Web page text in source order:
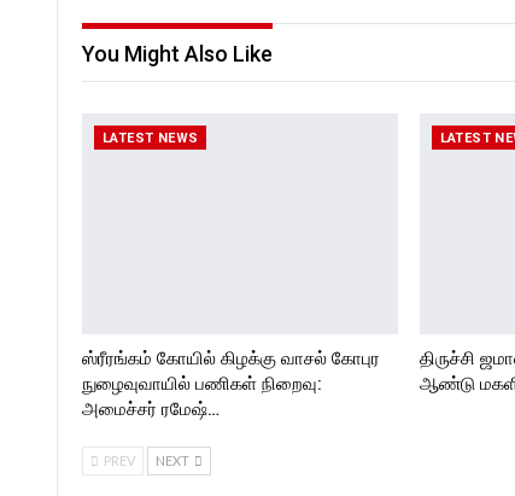
You Might Also Like
LATEST NEWS
ஸ்ரீரங்கம் கோயில் கிழக்கு வாசல் கோபுர
நுழைவுவாயில் பணிகள் நிறைவு:
அமைச்சர் ரமேஷ்…
LATEST
திருச்சி
ஆண்டு
PREV NEXT